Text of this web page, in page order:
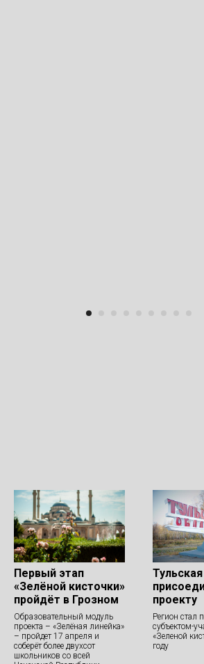
Первый этап
«Зелёной кисточки»
пройдёт в Грозном
Образовательный модуль
проекта – «Зелёная линейка»
– пройдет 17 апреля и
соберёт более двухсот
школьников со всей
проекту
Регион стал
субъектом-
«Зеленой
году